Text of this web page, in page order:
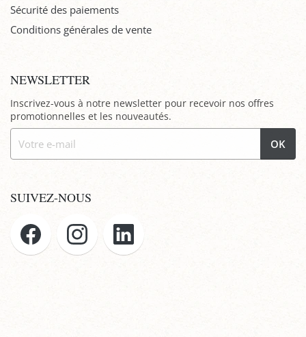
Sécurité des paiements
Conditions générales de vente
NEWSLETTER
Inscrivez-vous à notre newsletter pour recevoir nos offres
promotionnelles et les nouveautés.
OK
SUIVEZ-NOUS